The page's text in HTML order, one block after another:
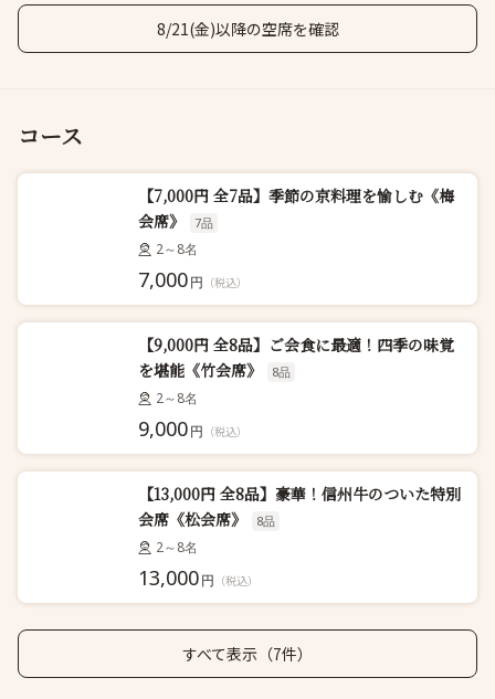
8/21(金)以降の空席を確認
コース
【7,000円 全7品】季節の京料理を愉しむ《梅
会席》
7品
2～8名
7,000円 （税込）
【9,000円 全8品】ご会食に最適！四季の味覚
を堪能《竹会席》
8品
2～8名
9,000円 （税込）
【13,000円 全8品】豪華！信州牛のついた特別
会席《松会席》
8品
2～8名
13,000円 （税込）
すべて表示（7件）